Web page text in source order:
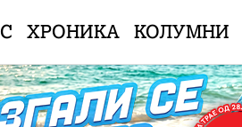
ХРОНИКА КОЛУМНИ